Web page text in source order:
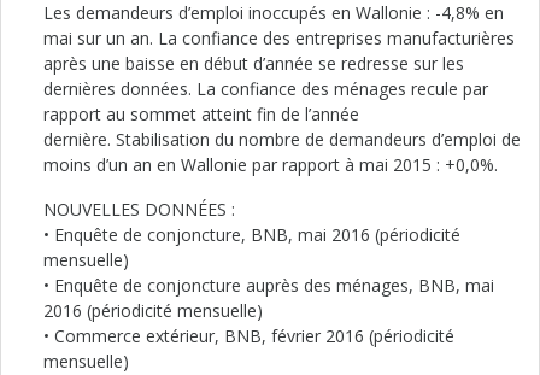
Les demandeurs d’emploi inoccupés en Wallonie : -4,8% en
mai sur un an. La confiance des entreprises manufacturières
après une baisse en début d’année se redresse sur les
dernières données. La confiance des ménages recule par
rapport au sommet atteint fin de l’année
dernière. Stabilisation du nombre de demandeurs d’emploi de
moins d’un an en Wallonie par rapport à mai 2015 : +0,0%.
NOUVELLES DONNÉES :
• Enquête de conjoncture, BNB, mai 2016 (périodicité
mensuelle)
• Enquête de conjoncture auprès des ménages, BNB, mai
2016 (périodicité mensuelle)
• Commerce extérieur, BNB, février 2016 (périodicité
mensuelle)